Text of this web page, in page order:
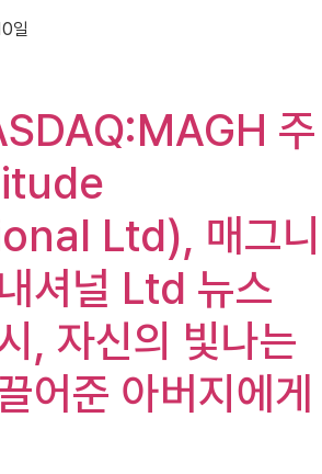
일
주
Ltd), 매그니
셔널 Ltd 뉴스
, 자신의 빛나는
어준 아버지에게